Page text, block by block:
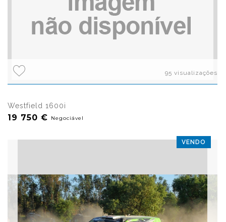
95 visualizações
Westfield 1600i
19 750 € Negociável
VENDO